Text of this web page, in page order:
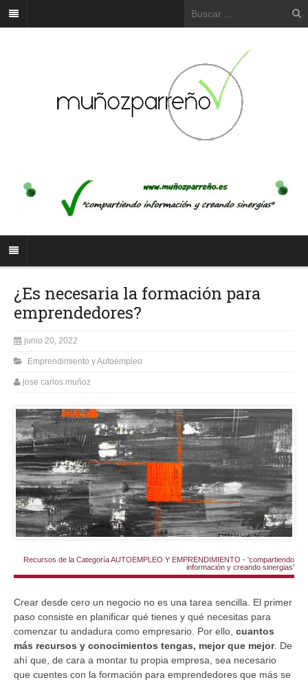
¿Es necesaria la formación para
emprendedores?
junio 20, 2022
Emprendimiento y Autoempleo
jose carlos muñoz
Recursos de la Categoría AUTOEMPLEO Y EMPRENDIMIENTO - 'compartiendo
información y creando sinergias'
Crear desde cero un negocio no es una tarea sencilla. El primer
paso consiste en planificar qué tienes y qué necesitas para
comenzar tu andadura como empresario. Por ello, cuantos
más recursos y conocimientos tengas, mejor que mejor. De
ahí que, de cara a montar tu propia empresa, sea necesario
que cuentes con la formación para emprendedores que más se